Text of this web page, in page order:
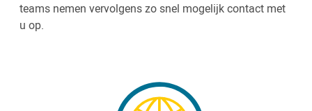
teams nemen vervolgens zo snel mogelijk contact met
u op.